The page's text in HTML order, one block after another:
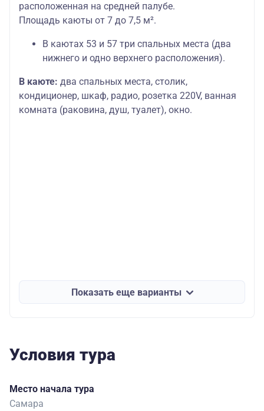
расположенная на средней палубе.
Площадь каюты от 7 до 7,5 м².
В каютах 53 и 57 три спальных места (два
нижнего и одно верхнего расположения).
В каюте: два спальных места, столик,
кондиционер, шкаф, радио, розетка 220V, ванная
комната (раковина, душ, туалет), окно.
Показать еще варианты
Условия тура
Место начала тура
Самара